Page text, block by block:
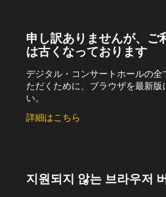
申し訳ありませんが、ご
は古くなっております
デジタル・コンサートホールの全
ただくために、ブラウザを最新版
い。
詳細はこちら
지원되지 않는 브라우저